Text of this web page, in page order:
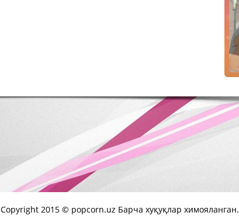
Copyright 2015 © popcorn.uz Барча хуқуқлар химояланган.